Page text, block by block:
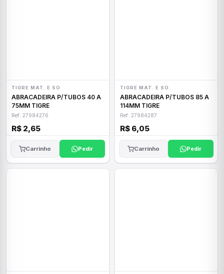
TIGRE MAT. E SO
ABRACADEIRA P/TUBOS 40 A
75MM TIGRE
Ref: 27984276
R$ 2,65
Carrinho Pedir
TIGRE MAT. E SO
ABRACADEIRA P/TUBOS 85 A
114MM TIGRE
Ref: 27984287
R$ 6,05
Carrinho Pedir